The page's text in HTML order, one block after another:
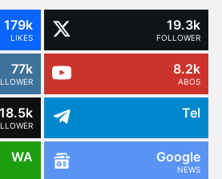
179k
LIKES
19.3k
FOLLOWER
77k 8.2k
ABOS
18.5k Tel
WA Google
NEWS